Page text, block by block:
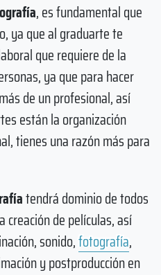
, es fundamental que
ya que al graduarte te
que requiere de la
ya que para hacer
de un profesional, así
están la organización
tienes una razón más para
tendrá dominio de todos
creación de películas, así
sonido,fotografía,
y postproducción en